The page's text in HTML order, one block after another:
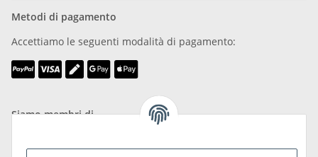
Metodi di pagamento
Accettiamo le seguenti modalità di pagamento:
Siamo membri di